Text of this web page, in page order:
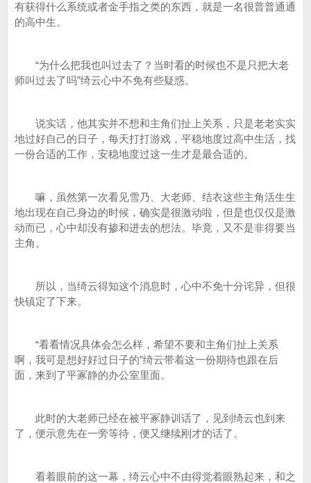
有获得什么系统或者金手指之类的东西，就是一名很普普通通
的高中生。
“为什么把我也叫过去了？当时看的时候也不是只把大老
师叫过去了吗”绮云心中不免有些疑惑。
说实话，他其实并不想和主角们扯上关系，只是老老实实
地过好自己的日子，每天打打游戏，平稳地度过高中生活，找
一份合适的工作，安稳地度过这一生才是最合适的。
嘛，虽然第一次看见雪乃、大老师、结衣这些主角活生生
地出现在自己身边的时候，确实是很激动啦，但是也仅仅是激
动而已，心中却没有掺和进去的想法。毕竟，又不是非得要当
主角。
所以，当绮云得知这个消息时，心中不免十分诧异，但很
快镇定了下来。
“看看情况具体会怎么样，希望不要和主角们扯上关系
啊，我可是想好好过日子的”绮云带着这一份期待也跟在后
面，来到了平冢静的办公室里面。
此时的大老师已经在被平冢静训话了，见到绮云也到来
了，便示意先在一旁等待，便又继续刚才的话了。
看着眼前的这一幕，绮云心中不由得觉着眼熟起来，和之